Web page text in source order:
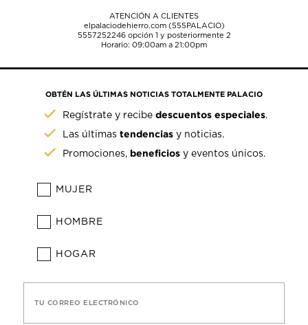
ATENCIÓN A CLIENTES
elpalaciodehierro.com (555PALACIO)
5557252246opción 1 y posteriormente 2
Horario: 09:00am a 21:00pm
OBTÉN LAS ÚLTIMAS NOTICIAS TOTALMENTE PALACIO
Regístrate y recibedescuentos especiales.
Las últimastendencias y noticias.
Promociones, beneficios y eventos únicos.
MUJER
HOMBRE
HOGAR
TU CORREO ELECTRÓNICO